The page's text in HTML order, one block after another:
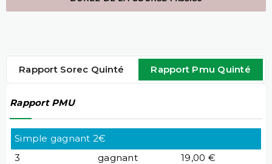
Rapport Sorec Quinté Rapport Pmu Quinté
Rapport PMU
Simple gagnant 2€
3
gagnant
19,00 €